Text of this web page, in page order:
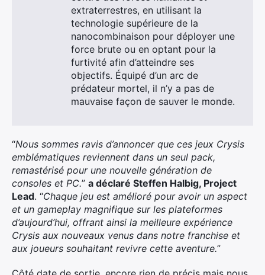
extraterrestres, en utilisant la
technologie supérieure de la
nanocombinaison pour déployer une
force brute ou en optant pour la
furtivité afin d’atteindre ses
objectifs. Équipé d’un arc de
prédateur mortel, il n’y a pas de
mauvaise façon de sauver le monde.
“Nous sommes ravis d’annoncer que ces jeux Crysis
emblématiques reviennent dans un seul pack,
remastérisé pour une nouvelle génération de
consoles et PC.” a déclaré Steffen Halbig, Project
Lead. “Chaque jeu est amélioré pour avoir un aspect
et un gameplay magnifique sur les plateformes
d’aujourd’hui, offrant ainsi la meilleure expérience
Crysis aux nouveaux venus dans notre franchise et
aux joueurs souhaitant revivre cette aventure.”